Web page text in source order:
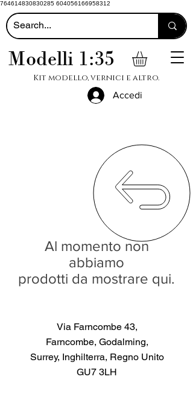
764614830830285 604056166958312
Modelli 1:35
Kit modello, vernici e altro.
Accedi
Al momento non
abbiamo
prodotti da mostrare qui.
Via Farncombe 43,
Farncombe, Godalming,
Surrey, Inghilterra, Regno Unito
GU7 3LH